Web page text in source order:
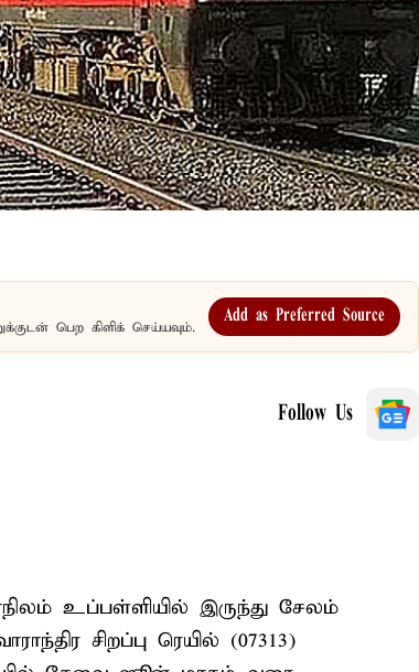
பெற கிளிக் செய்யவும்.
Add as Preferred Source
Follow Us
உப்பள்ளியில் இருந்து சேலம்
சிறப்பு ரெயில் (07313)